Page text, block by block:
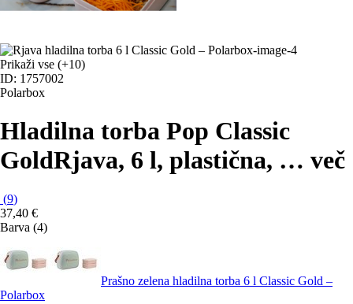
Prikaži vse (+10)
ID: 1757002
Polarbox
Hladilna torba Pop Classic
GoldRjava, 6 l, plastična, … več
(9)
37,40 €
Barva (4)
Prašno zelena hladilna torba 6 l Classic Gold –
Polarbox